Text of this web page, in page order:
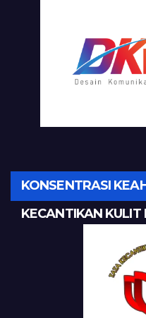
KONSENTRASI
KECANTIKAN